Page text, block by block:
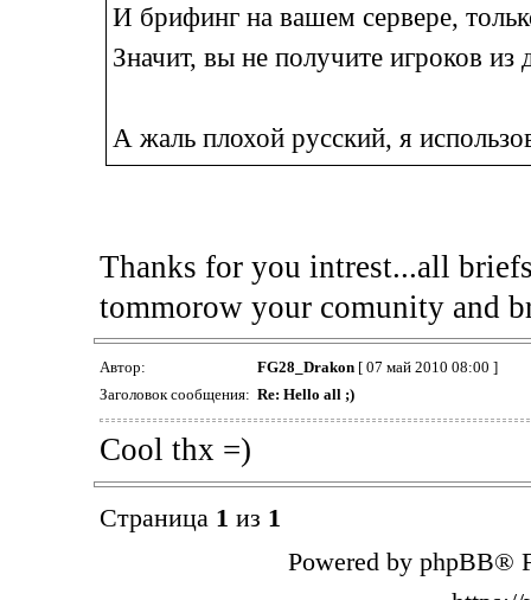
И брифинг на вашем сервере,
Значит, вы не получите игроков из
А жаль плохой русский, я
Thanks for you intrest...all
tommorow your comunity and
Автор: FG28_Drakon[ 07 май 2010 08:00 ]
Заголовок сообщения: Re: Hello all ;)
Cool thx =)
Страница 1 из 1
Powered by phpBB®